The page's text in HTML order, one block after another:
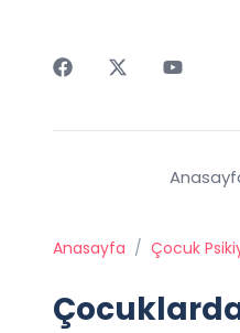
Anasayfa / Çocuk